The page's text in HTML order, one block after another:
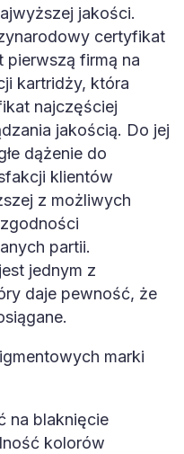
jakości.
certyfikat
pierwszą firmą na
kartridży, która
najczęściej
jakością. Do jej
dążenie do
klientów
z możliwych
partii.
jednym z
daje pewność, że
marki
na blaknięcie
kolorów